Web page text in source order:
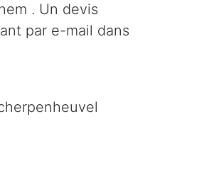
. Un devis
par e-mail dans